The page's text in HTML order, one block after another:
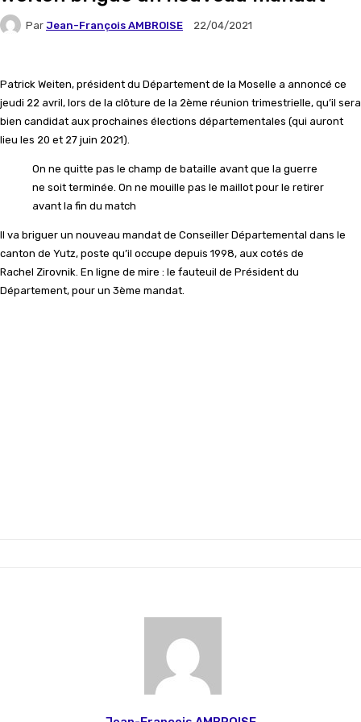
Par Jean-François AMBROISE 22/04/2021
Patrick Weiten, président du Département de la Moselle a annoncé ce
jeudi 22 avril, lors de la clôture de la 2ème réunion trimestrielle, qu’il sera
bien candidat aux prochaines élections départementales (qui auront
lieu les 20 et 27 juin 2021).
On ne quitte pas le champ de bataille avant que la guerre
ne soit terminée. On ne mouille pas le maillot pour le retirer
avant la fin du match
Il va briguer un nouveau mandat de Conseiller Départemental dans le
canton de Yutz, poste qu’il occupe depuis 1998, aux cotés de
Rachel Zirovnik. En ligne de mire : le fauteuil de Président du
Département, pour un 3ème mandat.